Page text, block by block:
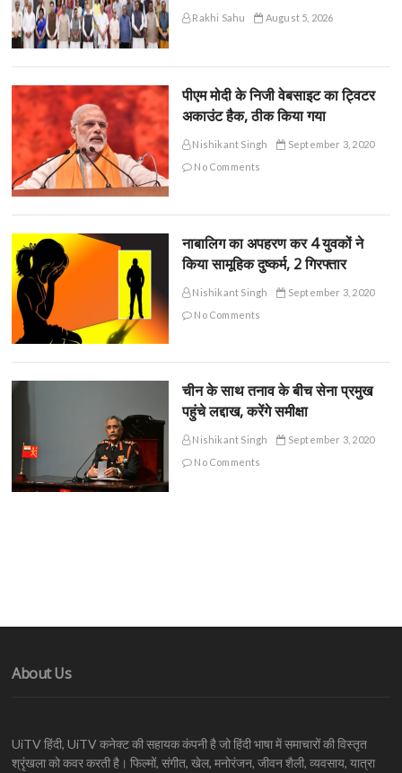
Rakhi Sahu August 5, 2026
पीएम मोदी के निजी वेबसाइट का ट्विटर
अकाउंट हैक, ठीक किया गया
Nishikant Singh
September 3, 2020
No Comments
नाबालिग का अपहरण कर 4 युवकों ने
किया सामूहिक दुष्कर्म, 2 गिरफ्तार
Nishikant Singh
September 3, 2020
No Comments
चीन के साथ तनाव के बीच सेना प्रमुख
पहुंचे लद्दाख, करेंगे समीक्षा
Nishikant Singh
September 3, 2020
No Comments
About Us
UiTV हिंदी, UiTV कनेक्ट की सहायक कंपनी है जो हिंदी भाषा में समाचारों की विस्तृत
श्रृंखला को कवर करती है। फिल्मों, संगीत, खेल, मनोरंजन, जीवन शैली, व्यवसाय, यात्रा